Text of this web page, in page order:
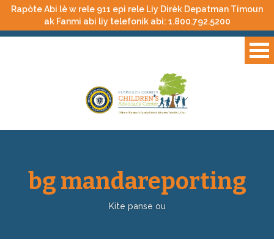
Rapòte Abi lè w rele 911 epi rele Liy Dirèk Depatman Timoun
ak Fanmi abi liy telefonik abi: 1.800.792.5200
bg mandareporting
Kite panse ou